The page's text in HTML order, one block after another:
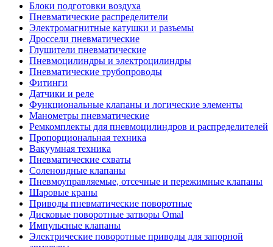
Блоки подготовки воздуха
Пневматические распределители
Электромагнитные катушки и разъемы
Дроссели пневматические
Глушители пневматические
Пневмоцилиндры и электроцилиндры
Пневматические трубопроводы
Фитинги
Датчики и реле
Функциональные клапаны и логические элементы
Манометры пневматические
Ремкомплекты для пневмоцилиндров и распределителей
Пропорциональная техника
Вакуумная техника
Пневматические схваты
Соленоидные клапаны
Пневмоуправляемые, отсечные и пережимные клапаны
Шаровые краны
Приводы пневматические поворотные
Дисковые поворотные затворы Omal
Импульсные клапаны
Электрические поворотные приводы для запорной